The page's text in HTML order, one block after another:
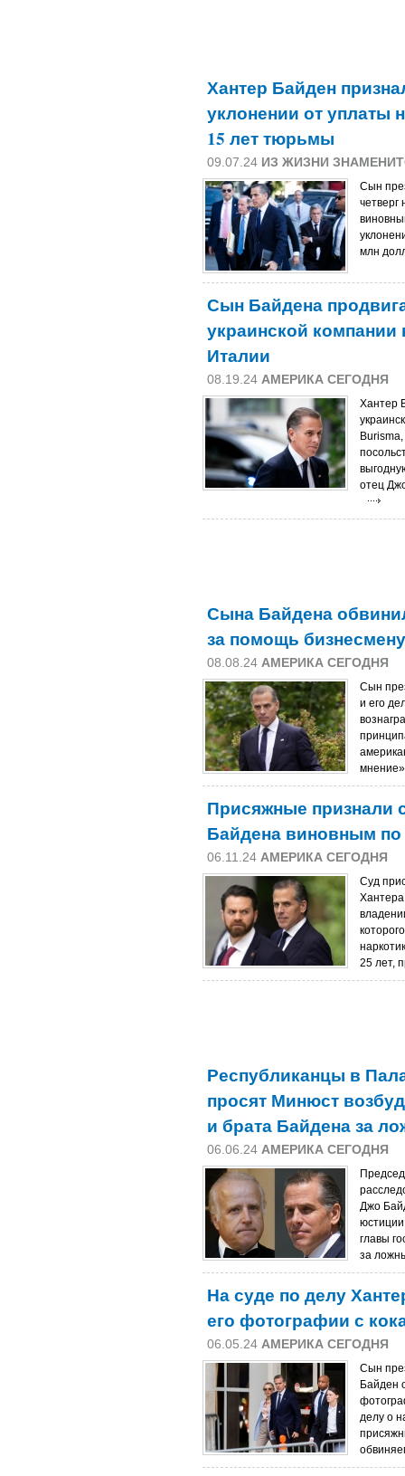
Хантер Байден
уклонении от уплаты
15 лет тюрьмы
09.07.24 ИЗ ЖИЗНИ
Сын
четверг
млн
Сын Байдена
украинской
Италии
08.19.24 АМЕРИКА СЕГОДНЯ
Хантер
отец
Сына Байдена
за помощь
08.08.24 АМЕРИКА СЕГОДНЯ
Сын
и его
Присяжные признали
Байдена виновным
06.11.24 АМЕРИКА СЕГОДНЯ
Суд
25 лет,
Республиканцы в
просят Минюст
и брата Байдена за
06.06.24 АМЕРИКА СЕГОДНЯ
Джо
юстиции
главы
за
На суде по делу
его фотографии с
06.05.24 АМЕРИКА СЕГОДНЯ
Сын
Байден
делу о